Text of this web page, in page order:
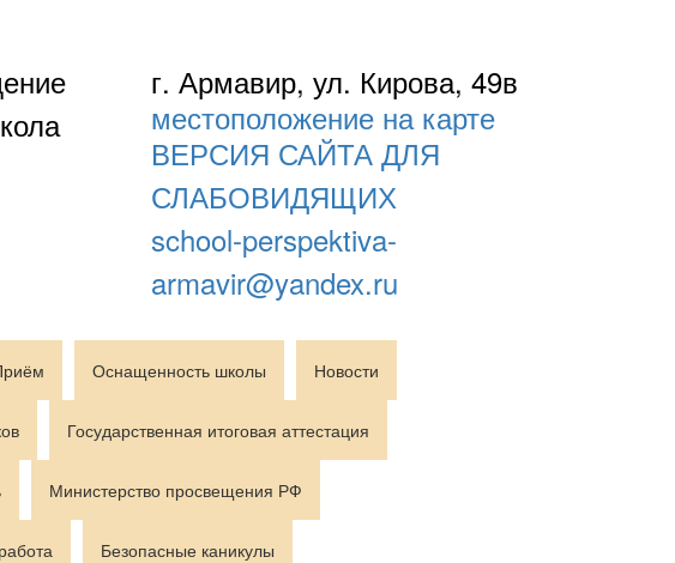
г. Армавир, ул. Кирова, 49в
местоположение на карте
ВЕРСИЯ САЙТА ДЛЯ
СЛАБОВИДЯЩИХ
school-perspektiva-
armavir@yandex.ru
Оснащенность школы Новости
Государственная итоговая аттестация
Министерство просвещения РФ
Безопасные каникулы